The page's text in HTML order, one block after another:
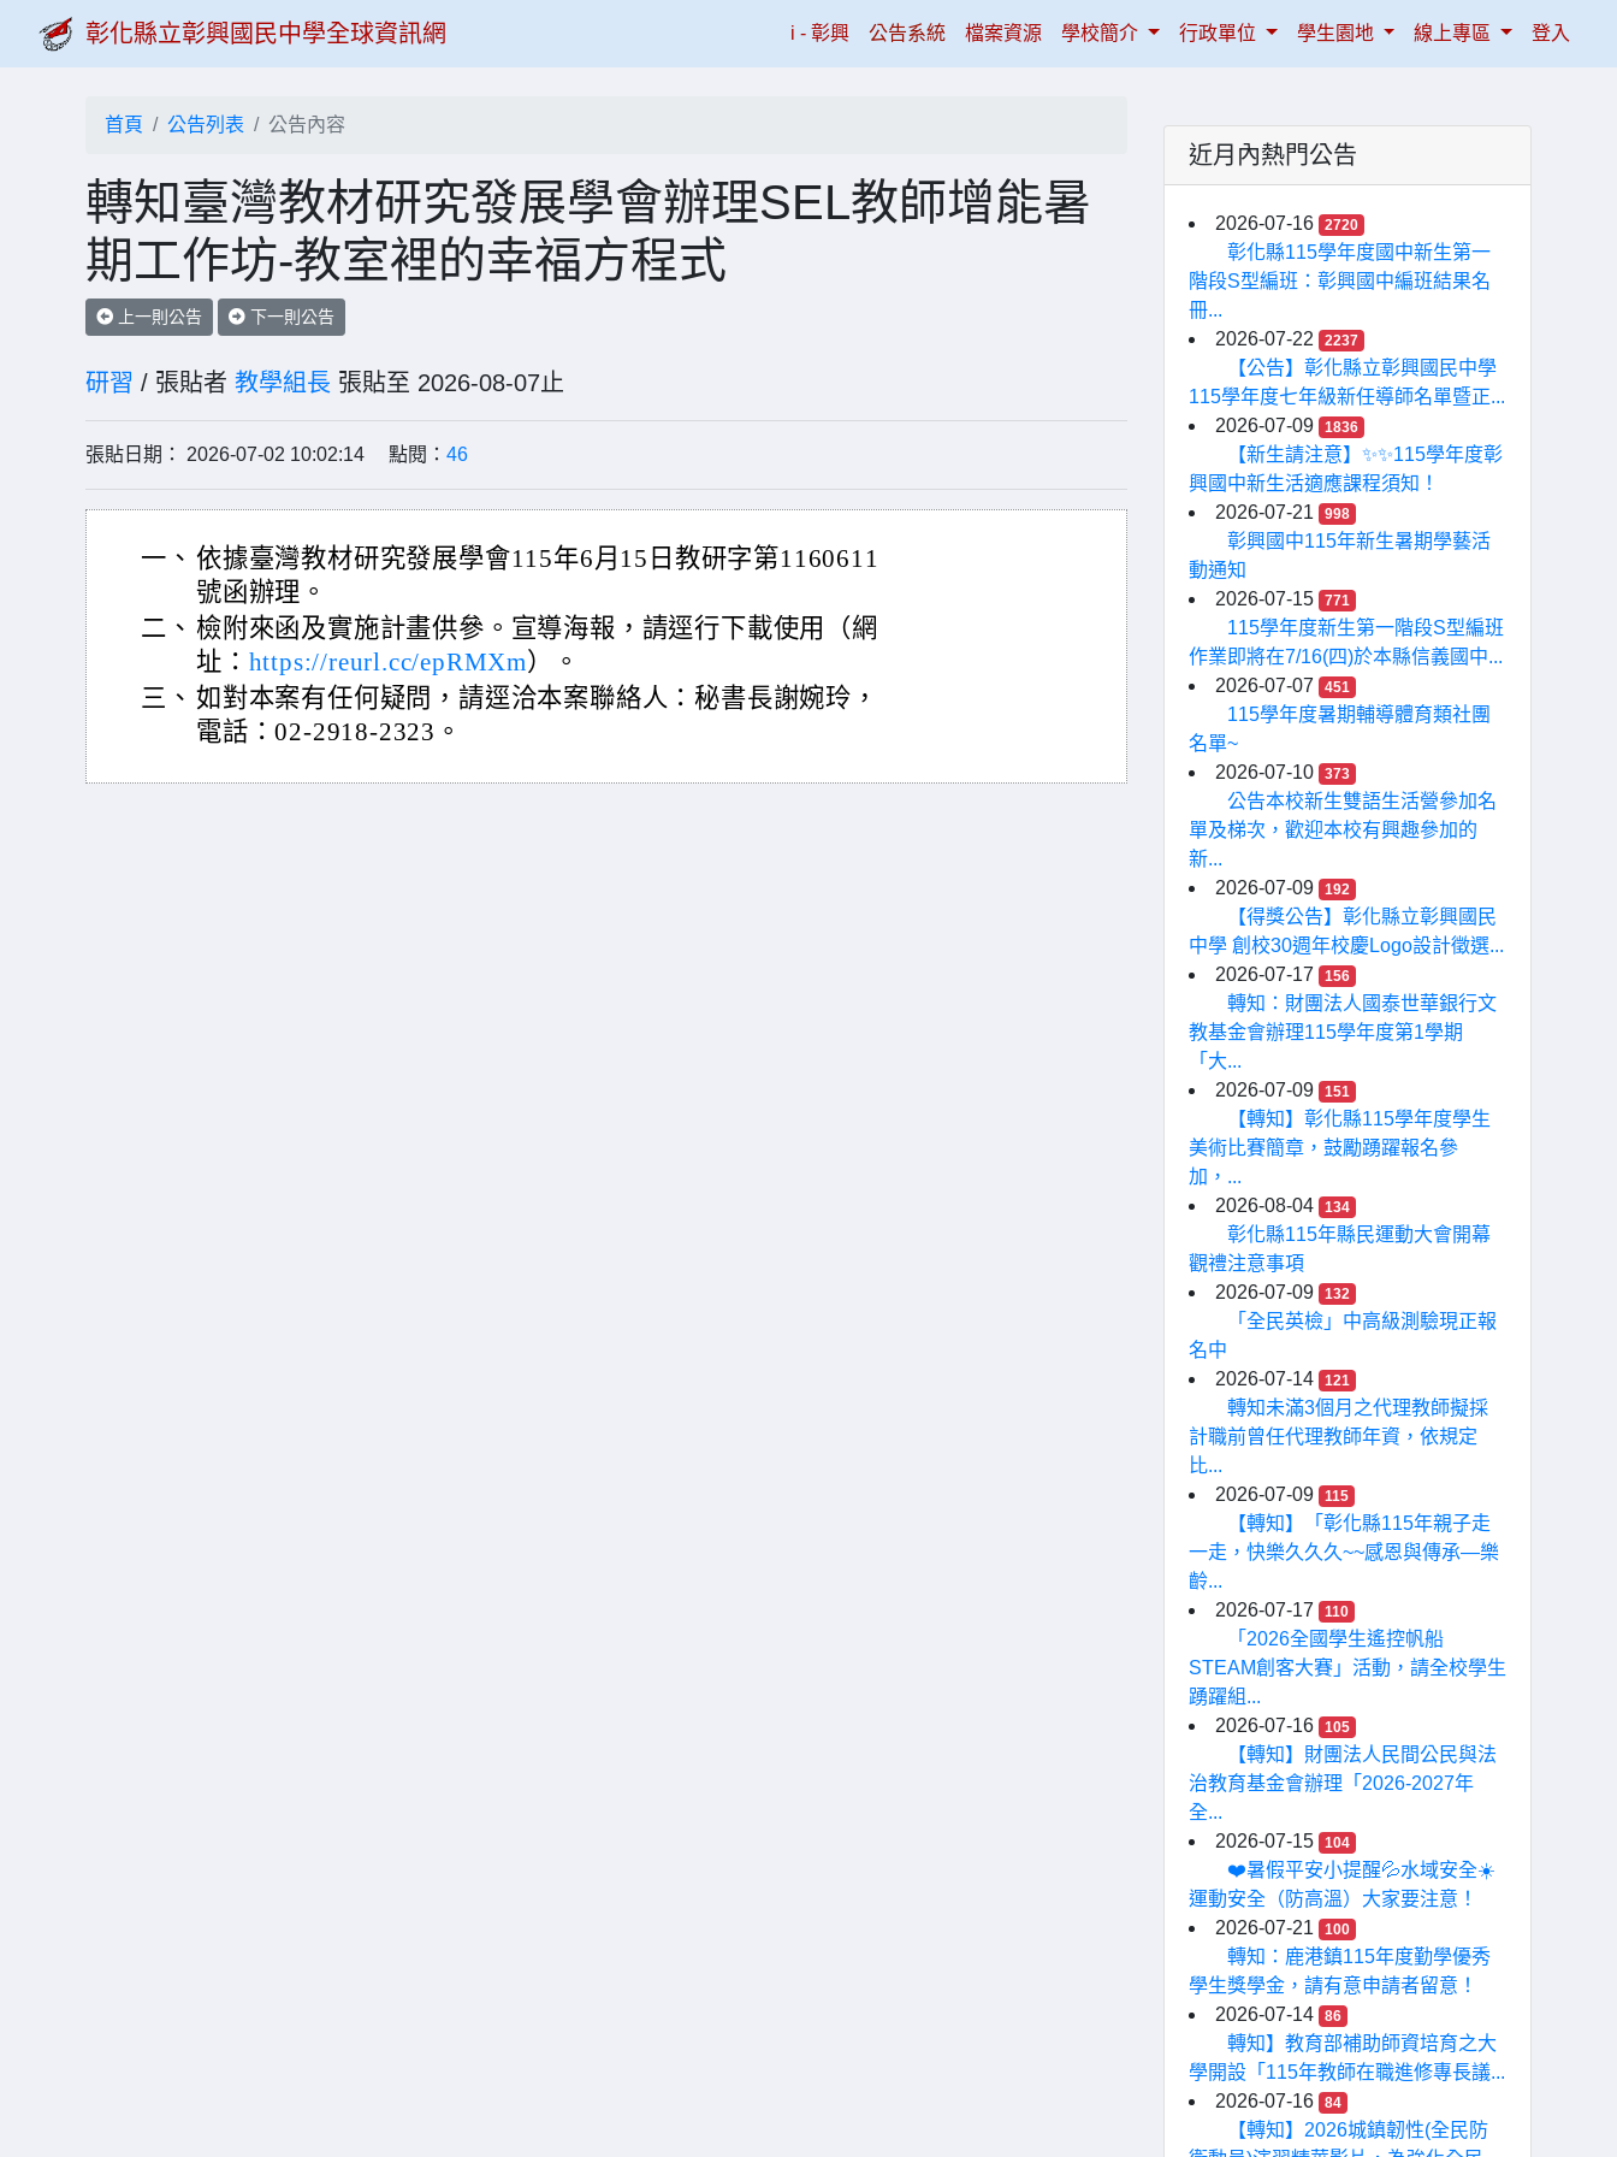
彰化縣立彰興國民中學全球資訊網 i - 彰興(current)
公告系統 檔案資源 學校簡介 行政單位 學生園地 線上專區 登入
首頁 公告列表 公告內容
轉知臺灣教材研究發展學會辦理SEL教師增能暑
期工作坊-教室裡的幸福方程式
上一則公告 下一則公告
研習 / 張貼者 教學組長 張貼至 2026-08-07止
張貼日期： 2026-07-02 10:02:14 點閱： 46
一、 依據臺灣教材研究發展學會115年6月15日教研字第1160611
號函辦理。
二、 檢附來函及實施計畫供參。宣導海報，請逕行下載使用（網
址： https://reurl.cc/epRMXm）。
三、 如對本案有任何疑問，請逕洽本案聯絡人：秘書長謝婉玲，
電話：02-2918-2323。
近月內熱門公告
2026-07-16 2720
彰化縣115學年度國中新生第一
階段S型編班：彰興國中編班結果名
冊...
2026-07-22
2237
【公告】彰化縣立彰興國民中學
115學年度七年級新任導師名單暨正...
2026-07-09
1836
【新生請注意】✨✨115學年度彰
興國中新生活適應課程須知！
2026-07-21
998
彰興國中115年新生暑期學藝活
動通知
2026-07-15
771
115學年度新生第一階段S型編班
作業即將在7/16(四)於本縣信義國中...
2026-07-07
451
115學年度暑期輔導體育類社團
名單~
2026-07-10
373
公告本校新生雙語生活營參加名
單及梯次，歡迎本校有興趣參加的
新...
2026-07-09
192
【得獎公告】彰化縣立彰興國民
中學 創校30週年校慶Logo設計徵選...
2026-07-17
156
轉知：財團法人國泰世華銀行文
教基金會辦理115學年度第1學期
「大...
2026-07-09
151
【轉知】彰化縣115學年度學生
美術比賽簡章，鼓勵踴躍報名參
加，...
2026-08-04
134
彰化縣115年縣民運動大會開幕
觀禮注意事項
2026-07-09
132
「全民英檢」中高級測驗現正報
名中
2026-07-14
121
轉知未滿3個月之代理教師擬採
計職前曾任代理教師年資，依規定
比...
2026-07-09
115
【轉知】「彰化縣115年親子走
一走，快樂久久久~~感恩與傳承—樂
齡...
2026-07-17
110
「2026全國學生遙控帆船
STEAM創客大賽」活動，請全校學生
踴躍組...
2026-07-16
105
【轉知】財團法人民間公民與法
治教育基金會辦理「2026-2027年
全...
2026-07-15
104
❤️暑假平安小提醒💦水域安全☀️
運動安全（防高溫）大家要注意！
2026-07-21
100
轉知：鹿港鎮115年度勤學優秀
學生獎學金，請有意申請者留意！
2026-07-14
86
轉知】教育部補助師資培育之大
學開設「115年教師在職進修專長議...
2026-07-16
84
【轉知】2026城鎮韌性(全民防